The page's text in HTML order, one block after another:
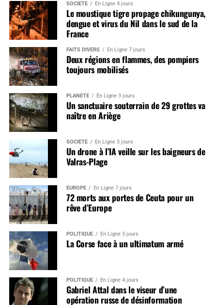
SOCIÉTÉ En Ligne 4 jours
Le moustique tigre propage chikungunya,
dengue et virus du Nil dans le sud de la
France
FAITS DIVERS En Ligne 7 jours
Deux régions en flammes, des pompiers
toujours mobilisés
PLANÈTE En Ligne 3 jours
Un sanctuaire souterrain de 29 grottes va
naître en Ariège
SOCIÉTÉ En Ligne 5 jours
Un drone à l’IA veille sur les baigneurs de
Valras-Plage
EUROPE En Ligne 7 jours
72 morts aux portes de Ceuta pour un
rêve d’Europe
POLITIQUE En Ligne 3 jours
La Corse face à un ultimatum armé
POLITIQUE En Ligne 4 jours
Gabriel Attal dans le viseur d’une
opération russe de désinformation